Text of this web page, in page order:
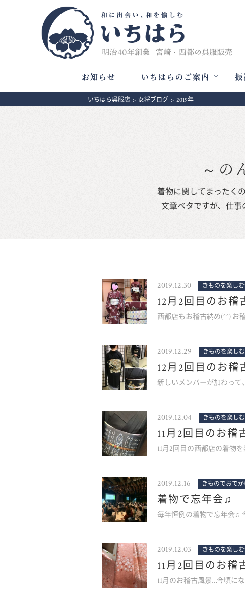
お知らせ いちはらのご案内 振
いちはら呉服店 > 女将ブログ > 2019年
～の
着物に関してまったく
文章ベタですが、仕事
2019.12.30 きものを楽し
12月2回目のお
西都店もお稽古納め(^^) お
2019.12.29 きものを楽し
12月2回目のお
新しいメンバーが加わって
2019.12.04 きものを楽し
11月2回目のお稽
11月2回目の西都店の着物
2019.12.16 きものでおでか
着物で忘年会♫
毎年恒例の着物で忘年会♫
2019.12.03 きものを楽し
11月2回目のお稽
11月のお稽古風景…今頃に